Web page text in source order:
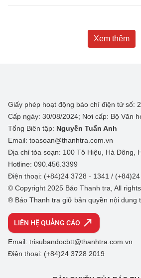
Xem thêm
Giấy phép hoạt động báo chí điện tử số:
Cấp ngày: 30/08/2024; Nơi cấp: Bộ Văn
Tổng Biên tập: Nguyễn Tuấn Anh
Email: toasoan@thanhtra.com.vn
Địa chỉ tòa soạn: 100 Tô Hiệu, Hà Đông,
Hotline: 090.456.3399
Điện thoại: (+84)24 3728 - 1341 /
© Copyright 2025 Báo Thanh tra, All
® Báo Thanh tra giữ bản quyền nội dung
LIÊN HỆ QUẢNG CÁO
Email: trisubandocbtt@thanhtra.com.vn
Điện thoại: (+84)24 3728 2019